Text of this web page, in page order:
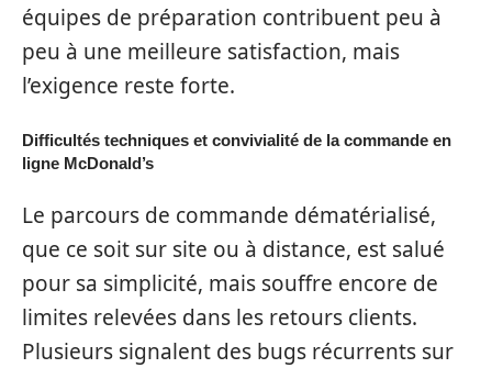
équipes de préparation contribuent peu à
peu à une meilleure satisfaction, mais
l’exigence reste forte.
Difficultés techniques et convivialité de la commande en
ligne McDonald’s
Le parcours de commande dématérialisé,
que ce soit sur site ou à distance, est salué
pour sa simplicité, mais souffre encore de
limites relevées dans les retours clients.
Plusieurs signalent des bugs récurrents sur